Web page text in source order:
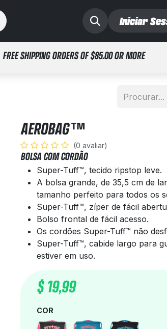
Iniciar
FREE SHIPPING ORDERS OF $85.00 OR MORE
AEROBAG™
(0 avaliar)
BOLSA COM CORDÃO
Super-Tuff™, tecido ripstop leve.
A bolsa grande, de 35,5 cm de
tamanho perfeito para todos os
Super-Tuff™, zíper de fácil
Bolso frontal de fácil acesso.
Os cordões Super-Tuff™ não
Super-Tuff™, cabide largo para
estiver em uso.
$19,99
COR